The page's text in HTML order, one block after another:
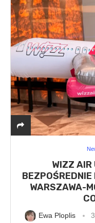
WIZZ AIR
WARSZAWA-
Ewa Ploplis